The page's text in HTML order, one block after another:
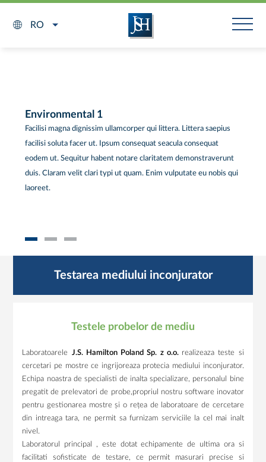
RO
Environmental 1
Facilisi magna dignissim ullamcorper qui littera. Littera saepius
facilisi soluta facer ut. Ipsum consequat seacula consequat
eodem ut. Sequitur habent notare claritatem demonstraverunt
duis. Claram velit clari typi ut quam. Enim vulputate eu nobis qui
laoreet.
Testarea mediului inconjurator
Testele probelor de mediu
Laboratoarele J.S. Hamilton Poland Sp. z o.o. realizeaza teste si
cercetari pe mostre ce ingrijoreaza protecia mediului inconjurator.
Echipa noastra de specialisti de inalta specializare, personalul bine
pregatit de prelevatori de probe,propriul nostru software inovator
pentru gestionarea mostre și o rețea de laboratoare de cercetare
din intreaga tara, ne permit sa furnizam serviciile la cel mai inalt
nivel.
Laboratorul principal , este dotat echipamente de ultima ora si
facilitati sofisticate de testare, ce permit masurari precise si